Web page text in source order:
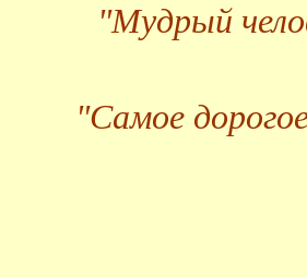
"Мудрый
"Самое